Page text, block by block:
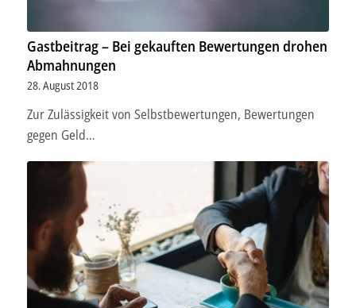
Gastbeitrag – Bei gekauften Bewertungen drohen
Abmahnungen
28. August 2018
Zur Zulässigkeit von Selbstbewertungen, Bewertungen
gegen Geld…